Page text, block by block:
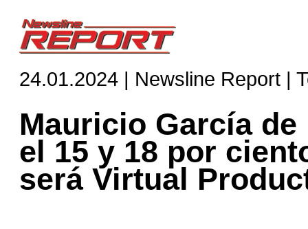
24.01.2024 | Newsline Report |
Mauricio García
el 15 y 18 por
será Virtual